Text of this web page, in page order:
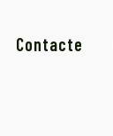
Contacte